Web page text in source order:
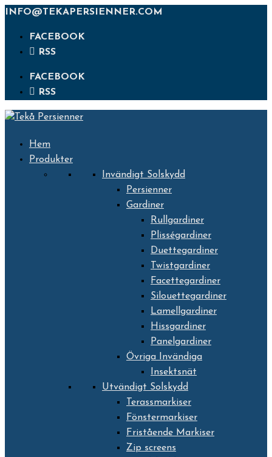
INFO@TEKAPERSIENNER.COM
FACEBOOK
RSS
FACEBOOK
RSS
Hem
Produkter
Invändigt Solskydd
Persienner
Gardiner
Rullgardiner
Plisségardiner
Duettegardiner
Twistgardiner
Facettegardiner
Silouettegardiner
Lamellgardiner
Hissgardiner
Panelgardiner
Övriga Invändiga
Insektsnät
Utvändigt Solskydd
Terassmarkiser
Fönstermarkiser
Fristående Markiser
Zip screens